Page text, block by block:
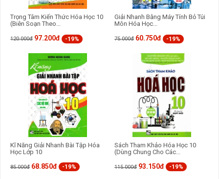
Trọng Tâm Kiến Thức Hóa Học 10
(Biên Soạn Theo...
120.000đ 97.200đ -19%
Giải Nhanh Bằng Máy Tính Bỏ Túi
Môn Hóa Học...
75.000đ 60.750đ -19%
Kĩ Năng Giải Nhanh Bài Tập Hóa
Học Lớp 10
85.000đ 68.850đ -19%
Sách Tham Khảo Hóa Học 10
(Dùng Chung Cho Các...
115.000đ 93.150đ -19%